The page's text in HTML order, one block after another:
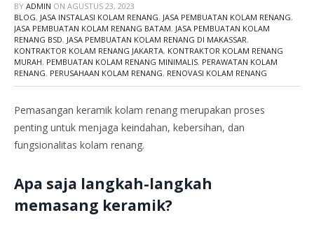
BY ADMIN ON AGUSTUS 23, 2023
BLOG, JASA INSTALASI KOLAM RENANG, JASA PEMBUATAN KOLAM RENANG,
JASA PEMBUATAN KOLAM RENANG BATAM, JASA PEMBUATAN KOLAM
RENANG BSD, JASA PEMBUATAN KOLAM RENANG DI MAKASSAR,
KONTRAKTOR KOLAM RENANG JAKARTA, KONTRAKTOR KOLAM RENANG
MURAH, PEMBUATAN KOLAM RENANG MINIMALIS, PERAWATAN KOLAM
RENANG, PERUSAHAAN KOLAM RENANG, RENOVASI KOLAM RENANG
Pemasangan keramik kolam renang merupakan proses
penting untuk menjaga keindahan, kebersihan, dan
fungsionalitas kolam renang.
Apa saja langkah-langkah
memasang keramik?